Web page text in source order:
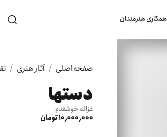
همکاری هنرمندان
صفحه اصلی / آثار هنری /
دستها
غزاله خوشقدم
10٬000٬000 تومان